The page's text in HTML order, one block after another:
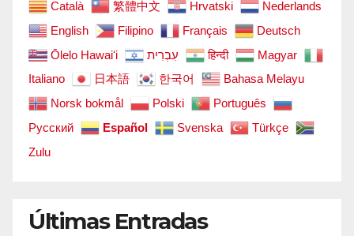
Català 繁體中文 Hrvatski
Nederlands
English
Filipino Français
Deutsch
Ōlelo Hawaiʻi
עִבְרִית हिन्दी
Magyar
Italiano
日本語 한국어
Bahasa Melayu
Norsk bokmål
Polski
Português
Русский
Español Svenska
Türkçe
Zulu
Últimas Entradas